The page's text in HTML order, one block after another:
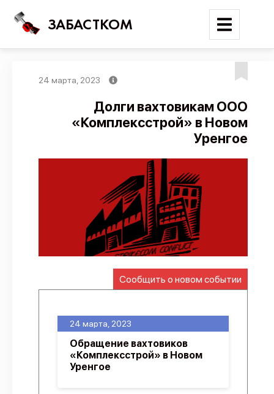
ЗАБАСТКОМ
Поиск
Карта событий
Трудовые конфликты
Отчеты
Предложить публикацию
Справочник
API
О проекте
24 марта, 2023
Долги вахтовикам ООО
«Комплексстрой» в Новом
Уренгое
Сообщить о новом событии
24 марта, 2023
Обращение вахтовиков
«Комплексстрой» в Новом
Уренгое